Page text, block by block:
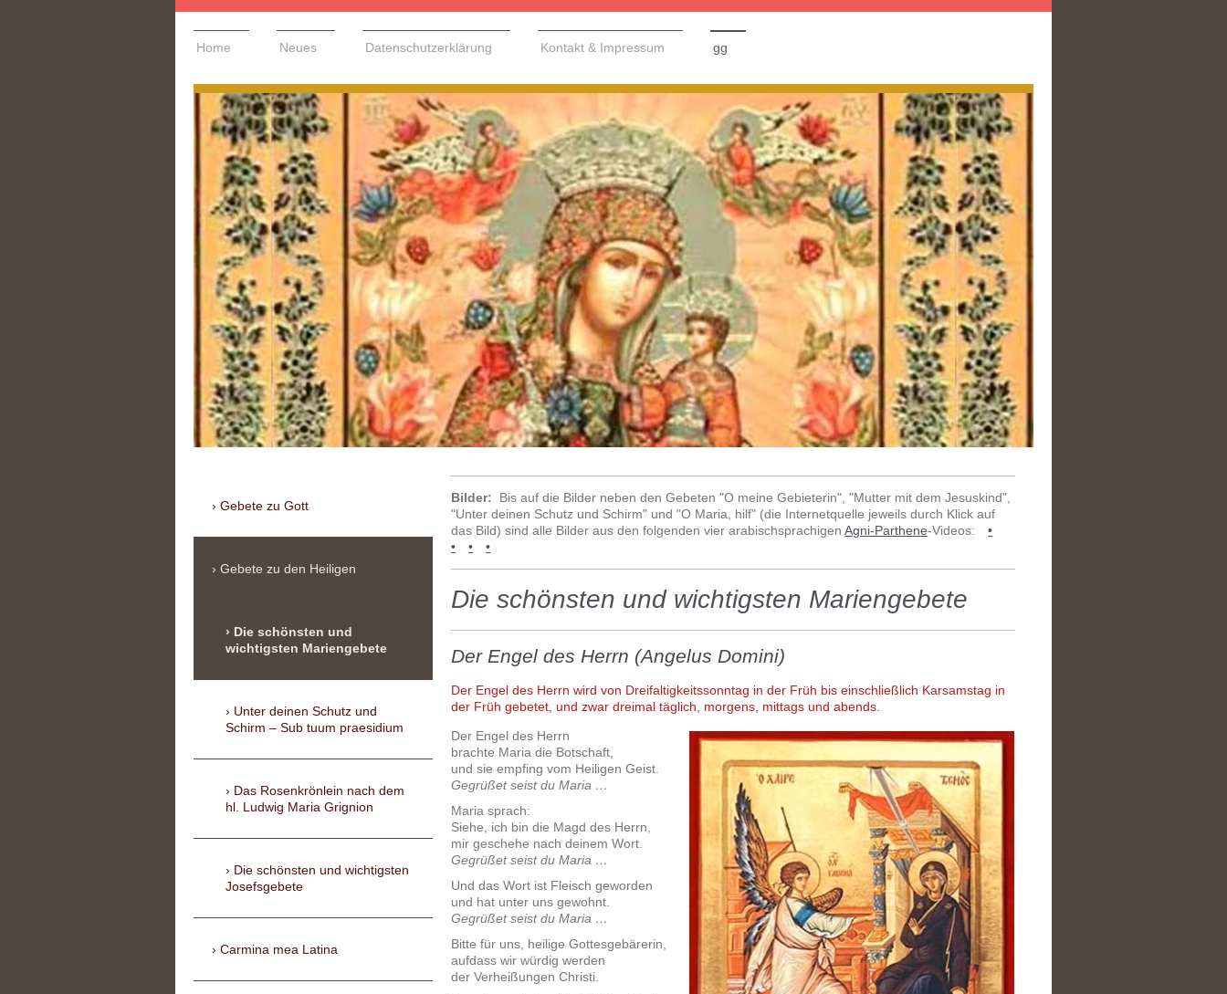
Home Neues Datenschutzerklärung Kontakt & Impressum gg
Bilder:
Bis auf die Bilder neben den Gebeten "O meine Gebieterin", "Mutter mit dem Jesuskind",
"Unter deinen Schutz und Schirm" und "O Maria, hilf" (die Internetquelle jeweils durch Klick auf
das Bild) sind alle Bilder aus den folgenden vier arabischsprachigenAgni-Parthene-Videos:•
•
• •
Die schönsten und wichtigsten Mariengebete
Der Engel des Herrn (Angelus Domini)
Der Engel des Herrn wird von Dreifaltigkeitssonntag in der Früh bis einschließlich Karsamstag in
der Früh gebetet, und zwar dreimal täglich, morgens, mittags und abends.
Der Engel des Herrn
brachte Maria die Botschaft,
und sie empfing vom Heiligen Geist.
Gegrüßet seist du Maria …
Maria sprach:
Siehe, ich bin die Magd des Herrn,
mir geschehe nach deinem Wort.
Gegrüßet seist du Maria …
Und das Wort ist Fleisch geworden
und hat unter uns gewohnt.
Gegrüßet seist du Maria …
Bitte für uns, heilige Gottesgebärerin,
aufdass wir würdig werden
der Verheißungen Christi.
Gebete zu Gott
Gebete zu den Heiligen
Die schönsten und
wichtigsten Mariengebete
Unter deinen Schutz und
Schirm – Sub tuum praesidium
Das Rosenkrönlein nach dem
hl. Ludwig Maria Grignion
Die schönsten und wichtigsten
Josefsgebete
Carmina mea Latina